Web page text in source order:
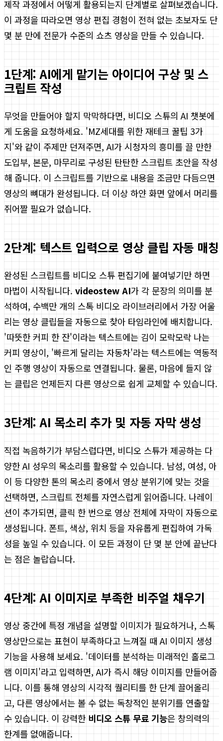
제작 과정에서 어떻게 활용되는지 단계별로 살펴보겠습니다.
이 과정을 따라오면 영상 편집 경험이 전혀 없는 초보자도 단
몇 분 만에 전문가 수준의 쇼츠 영상을 만들 수 있습니다.
1단계: AI에게 맡기는 아이디어 구상 및 스
크립트 작성
무엇을 만들어야 할지 막막하다면, 비디오 스튜의 AI 챗봇에
게 도움을 요청하세요. 'MZ세대를 위한 재테크 꿀팁 3가
지'와 같이 주제만 던져주면, AI가 시청자의 흥미를 끌 만한
도입부, 본문, 마무리로 구성된 탄탄한 스크립트 초안을 작성
해 줍니다. 이 스크립트를 기반으로 내용을 조금만 다듬으면
영상의 뼈대가 완성됩니다. 더 이상 하얀 화면 앞에서 머리를
쥐어짤 필요가 없습니다.
2단계: 텍스트 입력으로 영상 클립 자동 매칭
완성된 스크립트를 비디오 스튜 편집기에 붙여넣기만 하면
마법이 시작됩니다. videostew AI가 각 문장의 의미를 분
석하여, 수백만 개의 스톡 비디오 라이브러리에서 가장 어울
리는 영상 클립들을 자동으로 찾아 타임라인에 배치합니다.
'따뜻한 커피 한 잔'이라는 텍스트에는 김이 모락모락 나는
커피 영상이, '빠르게 달리는 자동차'라는 텍스트에는 역동적
인 주행 영상이 자동으로 연결됩니다. 물론, 마음에 들지 않
는 클립은 언제든지 다른 영상으로 쉽게 교체할 수 있습니다.
3단계: AI 목소리 추가 및 자동 자막 생성
직접 녹음하기가 부담스럽다면, 비디오 스튜가 제공하는 다
양한 AI 성우의 목소리를 활용할 수 있습니다. 남성, 여성, 아
이 등 다양한 톤의 목소리 중에서 영상 분위기에 맞는 것을
선택하면, 스크립트 전체를 자연스럽게 읽어줍니다. 나레이
션이 추가되면, 클릭 한 번으로 영상 전체에 자막이 자동으로
생성됩니다. 폰트, 색상, 위치 등을 자유롭게 편집하여 가독
성을 높일 수 있습니다. 이 모든 과정이 단 몇 분 안에 끝난다
는 점은 놀랍습니다.
4단계: AI 이미지로 부족한 비주얼 채우기
영상 중간에 특정 개념을 설명할 이미지가 필요하거나, 스톡
영상만으로는 표현이 부족하다고 느껴질 때 AI 이미지 생성
기능을 사용해 보세요. '데이터를 분석하는 미래적인 홀로그
램 이미지'라고 입력하면, AI가 즉시 해당 이미지를 만들어줍
니다. 이를 통해 영상의 시각적 퀄리티를 한 단계 끌어올리
고, 다른 영상에서는 볼 수 없는 독창적인 분위기를 연출할
수 있습니다. 이 강력한 비디오 스튜 무료 기능은 창의력의
한계를 없애줍니다.